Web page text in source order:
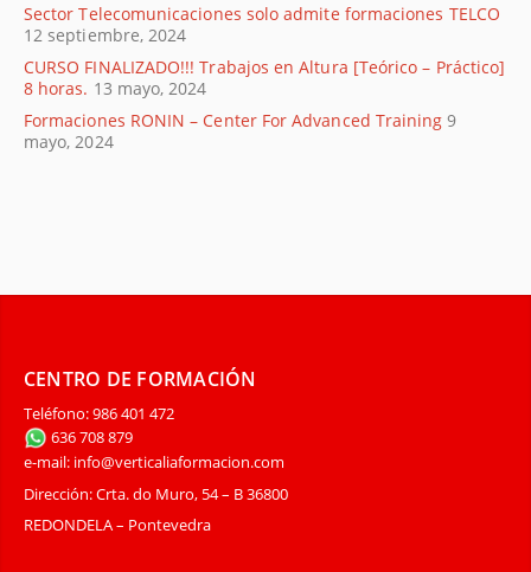
Sector Telecomunicaciones solo admite formaciones TELCO
12 septiembre, 2024
CURSO FINALIZADO!!! Trabajos en Altura [Teórico – Práctico]
8 horas. 13 mayo, 2024
Formaciones RONIN – Center For Advanced Training 9
mayo, 2024
CENTRO DE FORMACIÓN
Teléfono: 986 401 472
636 708 879
e-mail: info@verticaliaformacion.com
Dirección: Crta. do Muro, 54 – B 36800
REDONDELA – Pontevedra